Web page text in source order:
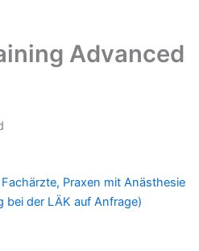
Advanced
Praxen mit Anästhesie
bei der LÄK auf Anfrage)